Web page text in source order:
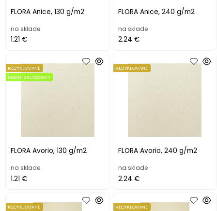
FLORA Anice, 130 g/m2
na sklade
1.21 €
FLORA Anice, 240 g/m2
na sklade
2.24 €
FLORA Avorio, 130 g/m2
RECYKLOVANÉ
MÁME SKLADOM!!!
na sklade
1.21 €
FLORA Avorio, 240 g/m2
RECYKLOVANÉ
na sklade
2.24 €
RECYKLOVANÉ RECYKLOVANÉ